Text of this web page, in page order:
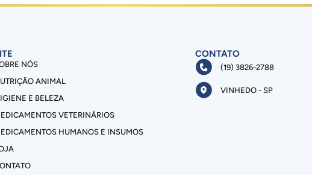
NÓS
ANIMAL
E BELEZA
VETERINÁRIOS
HUMANOS E INSUMOS
CONTATO
(19) 3826-2788
VINHEDO - SP